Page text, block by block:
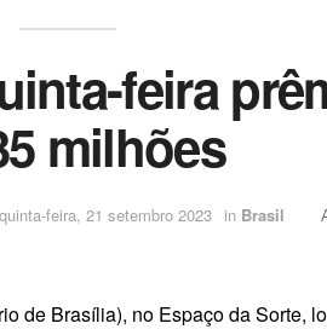
feira
milhões
feira, 21 setembro 2023 in Brasil
de Brasília), no Espaço da Sorte,